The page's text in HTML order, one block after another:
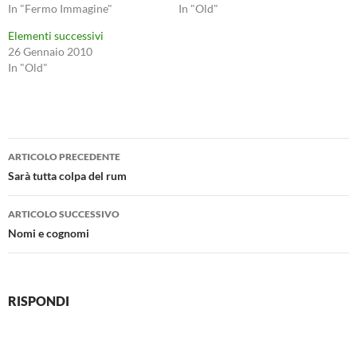
In "Fermo Immagine"
In "Old"
Elementi successivi
26 Gennaio 2010
In "Old"
Navigazione
articolo
ARTICOLO PRECEDENTE
Sarà tutta colpa del rum
ARTICOLO SUCCESSIVO
Nomi e cognomi
RISPONDI